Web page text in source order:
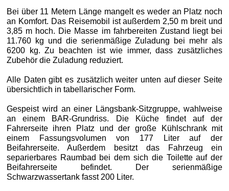
Bei über 11 Metern Länge mangelt es weder an Platz noch
an Komfort. Das Reisemobil ist außerdem 2,50 m breit und
3,85 m hoch. Die Masse im fahrbereiten Zustand liegt bei
11.760 kg und die serienmäßige Zuladung bei mehr als
6200 kg. Zu beachten ist wie immer, dass zusätzliches
Zubehör die Zuladung reduziert.
Alle Daten gibt es zusätzlich weiter unten auf dieser Seite
übersichtlich in tabellarischer Form.
Gespeist wird an einer Längsbank-Sitzgruppe, wahlweise
an einem BAR‑Grundriss. Die Küche findet auf der
Fahrerseite ihren Platz und der große Kühlschrank mit
einem Fassungsvolumen von 177 Liter auf der
Beifahrerseite. Außerdem besitzt das Fahrzeug ein
separierbares Raumbad bei dem sich die Toilette auf der
Beifahrerseite befindet. Der serienmäßige
Schwarzwassertank fasst 200 Liter.